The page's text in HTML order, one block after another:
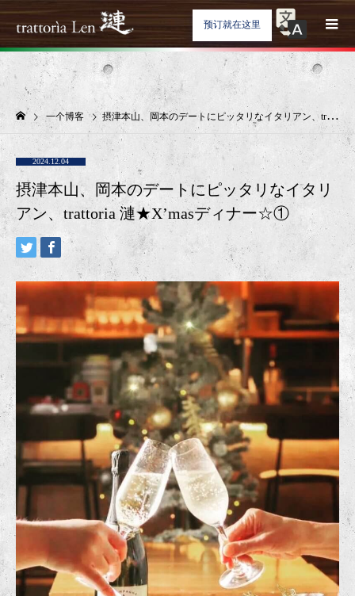
预订就在这里
一个博客 摂津本山、岡本のデートにピッタリなイタリアン、trattoria 漣★X’masディナー☆①
2024.12.04
摂津本山、岡本のデートにピッタリなイタリ
アン、trattoria 漣★X’masディナー☆①